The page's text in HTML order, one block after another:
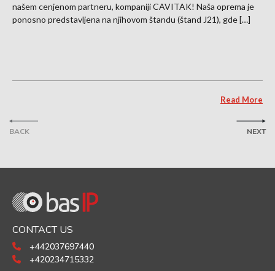
BACK
našem cenjenom partneru, kompaniji CAVITAK! Naša oprema je
ponosno predstavljena na njihovom štandu (štand J21), gde […]
Read More
NEXT
CONTACT US
+442037697440
+420234715332